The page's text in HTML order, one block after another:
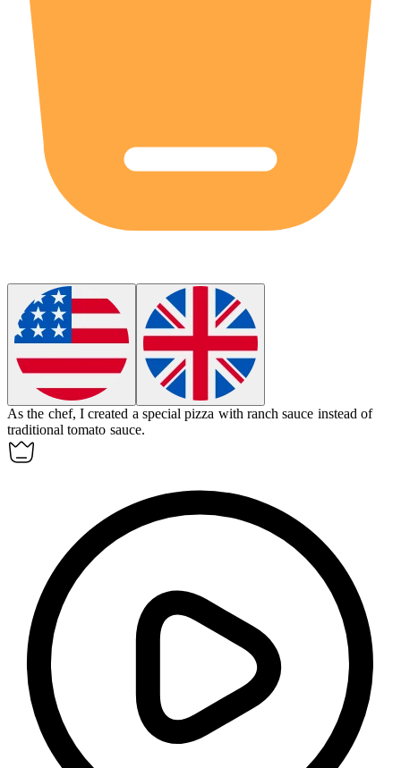
As the chef, I created a special pizza with ranch sauce instead of
traditional tomato sauce.